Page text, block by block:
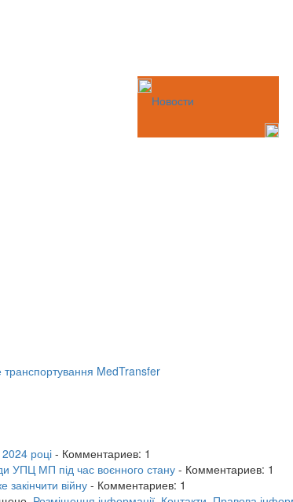
Новости
MedTransfer
році - Комментариев: 1
УПЦ МП під час воєнного стану - Комментариев: 1
війну - Комментариев: 1